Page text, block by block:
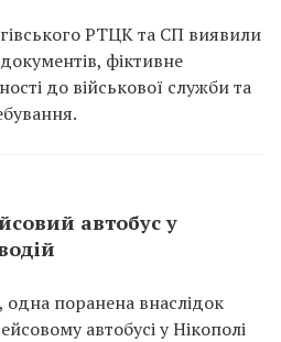
РТЦК та СП виявили
фіктивне
до військової служби та
автобус у
поранена внаслідок
автобусі у Нікополі